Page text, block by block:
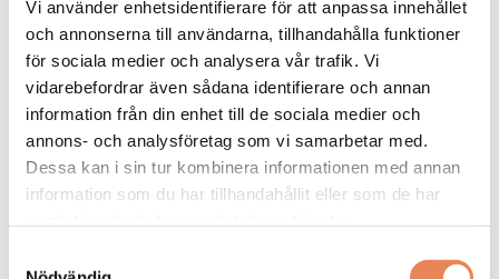
Vi använder enhetsidentifierare för att anpassa innehållet
och annonserna till användarna, tillhandahålla funktioner
för sociala medier och analysera vår trafik. Vi
vidarebefordrar även sådana identifierare och annan
information från din enhet till de sociala medier och
annons- och analysföretag som vi samarbetar med.
Dessa kan i sin tur kombinera informationen med annan
information som du har tillhandahållit eller som de har
Taggar
CYKELTURISM DESTINATION ÖSTERSUND
FRÖSÖ PARK HOTEL WIKNERS I PERSÅSEN